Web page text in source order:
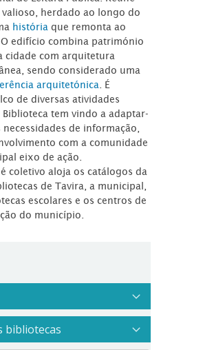
valioso, herdado ao longo do
história que remonta ao
O edifício combina património
cidade com arquitetura
sendo considerado uma
arquitetónica . É
de diversas atividades
tem vindo a adaptar-
necessidades de informação,
com a comunidade
eixo de ação.
coletivo aloja os catálogos da
de Tavira, a municipal,
escolares e os centros de
do município.